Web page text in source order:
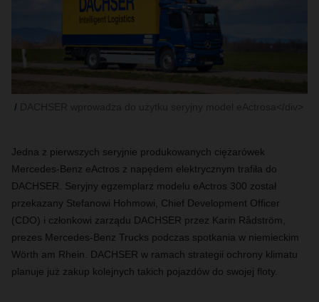
Jedna z pierwszych seryjnie produkowanych ciężarówek
Mercedes-Benz eActros z napędem elektrycznym trafiła do
DACHSER. Seryjny egzemplarz modelu eActros 300 został
przekazany Stefanowi Hohmowi, Chief Development Officer
(CDO) i członkowi zarządu DACHSER przez Karin Rådström,
prezes Mercedes-Benz Trucks podczas spotkania w niemieckim
Wörth am Rhein. DACHSER w ramach strategii ochrony klimatu
planuje już zakup kolejnych takich pojazdów do swojej floty.